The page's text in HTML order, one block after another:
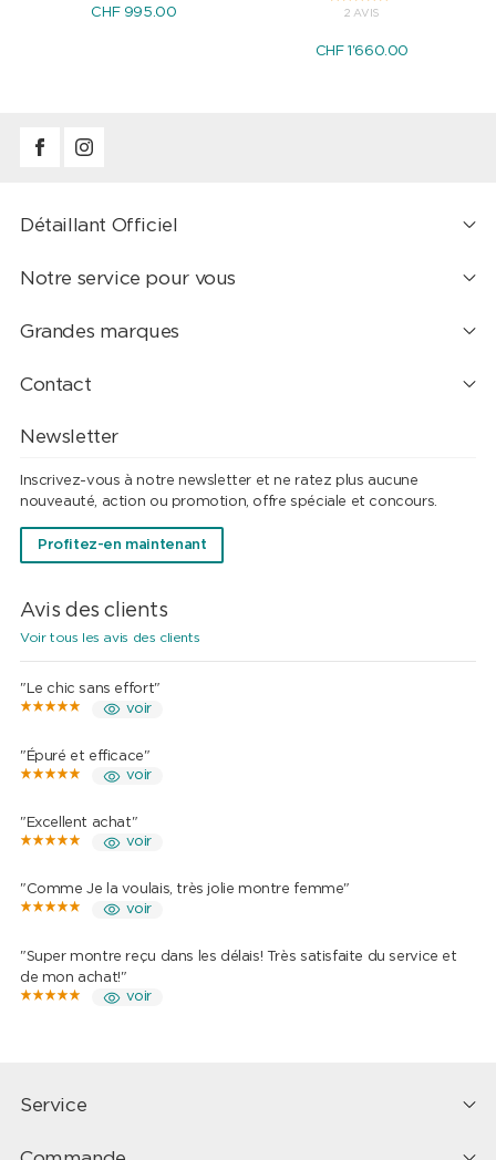
CHF 995.00 2 AVIS
CHF 1'660.00
Détaillant Officiel
Notre service pour vous
Grandes marques
Contact
Newsletter
Inscrivez-vous à notre newsletter et ne ratez plus aucune
nouveauté, action ou promotion, offre spéciale et concours.
Profitez-en maintenant
Avis des clients
Voir tous les avis des clients
"Le chic sans effort"
voir
"Épuré et efficace"
voir
"Excellent achat"
voir
"Comme Je la voulais, très jolie montre femme"
voir
"Super montre reçu dans les délais! Très satisfaite du service et
de mon achat!"
voir
Service